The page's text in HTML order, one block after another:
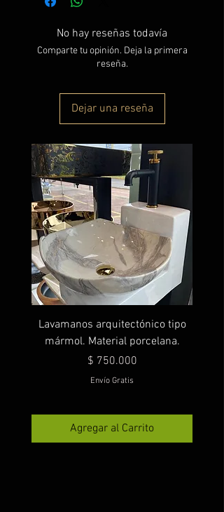
No hay reseñas todavía
Comparte tu opinión. Deja la primera
reseña.
Dejar una reseña
Lavamanos arquitectónico tipo
mármol. Material porcelana.
Precio
$ 750.000
Envío Gratis
Agregar al Carrito